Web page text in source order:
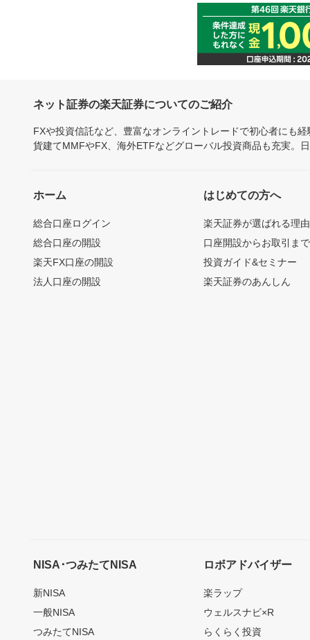
ネット証券の楽天証券についてのご紹介
FXや投資信託など、豊富なオンライントレードで初心者にも
貨建てMMFやFX、海外ETFなどグローバル投資商品も充実。
ホーム
総合口座ログイン
総合口座の開設
楽天FX口座の開設
法人口座の開設
はじめての方へ
楽天証券が選ばれる理由
口座開設からお取引ま
投資ガイド&セミナー
楽天証券のあんしん
NISA･つみたてNISA
新NISA
一般NISA
つみたてNISA
ロボアドバイザー
楽ラップ
ウェルスナビ×R
らくらく投資